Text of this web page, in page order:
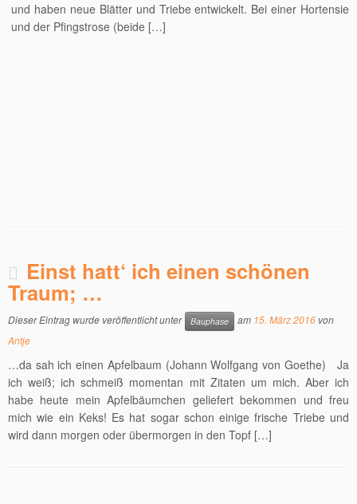
und haben neue Blätter und Triebe entwickelt. Bei einer Hortensie
und der Pfingstrose (beide […]
Einst hatt‘ ich einen schönen
Traum; …
Dieser Eintrag wurde veröffentlicht unter Bauphase am 15. März 2016 von
Antje
…da sah ich einen Apfelbaum (Johann Wolfgang von Goethe) Ja
ich weiß; ich schmeiß momentan mit Zitaten um mich. Aber ich
habe heute mein Apfelbäumchen geliefert bekommen und freu
mich wie ein Keks! Es hat sogar schon einige frische Triebe und
wird dann morgen oder übermorgen in den Topf […]